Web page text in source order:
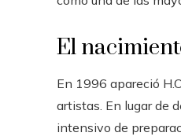
El
En 1996 apareció
artistas. En lugar de
intensivo de